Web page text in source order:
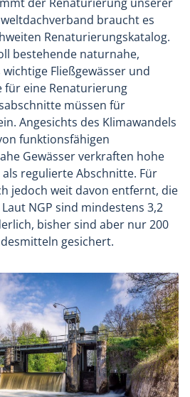
braucht es
Renaturierungskatalog.
bestehende naturnahe,
Fließgewässer und
für eine Renaturierung
müssen für
Angesichts des Klimawandels
funktionsfähigen
Gewässer verkraften hohe
regulierte Abschnitte. Für
jedoch weit davon entfernt, die
NGP sind mindestens 3,2
bisher sind aber nur 200
gesichert.